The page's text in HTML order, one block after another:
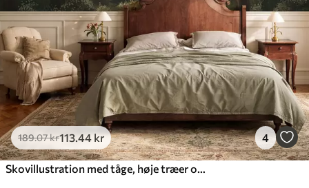
189.07kr113.44kr 4
Skovillustration med tåge, høje træer og en sti